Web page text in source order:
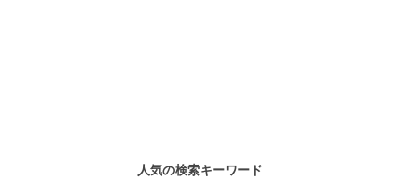
人気の検索キーワード